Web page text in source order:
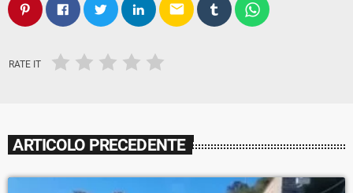
email
RATE IT
ARTICOLO PRECEDENTE